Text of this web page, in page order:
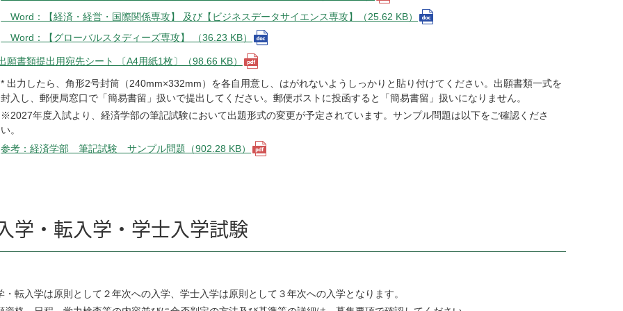
Word：【経済・経営・国際関係専攻】 及び【ビジネスデータサイエンス専攻】（25.62 KB）
Word：【グローバルスタディーズ専攻】 （36.23 KB）
願書類提出用宛先シート 〔A4用紙1枚〕（98.66 KB）
* 出力したら、角形2号封筒（240mm×332mm）を各自用意し、はがれないようしっかりと貼り付けてください。出願書類一式を
封入し、郵便局窓口で「簡易書留」扱いで提出してください。郵便ポストに投函すると「簡易書留」扱いになりません。
※2027年度入試より、経済学部の筆記試験において出題形式の変更が予定されています。サンプル問題は以下をご確認くださ
い。
参考：経済学部 筆記試験 サンプル問題（902.28 KB）
学・転入学・学士入学試験
・転入学は原則として２年次への入学、学士入学は原則として３年次への入学となります。